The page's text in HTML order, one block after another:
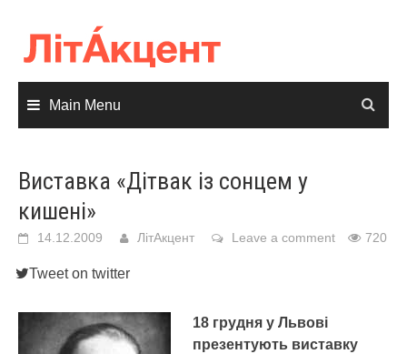
content
Main Menu
Виставка «Дітвак із сонцем у
кишені»
14.12.2009 ЛітАкцент Leave a comment 720
Tweet on twitter
18 грудня у Львові
презентують виставку